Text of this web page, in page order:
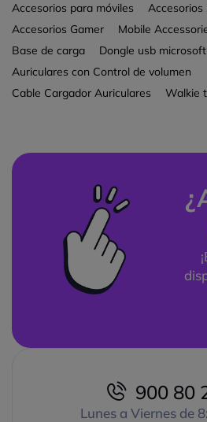
Accesorios para móviles
Accesorios
Accesorios Gamer
Mobile
Base de carga
Dongle usb microsoft
Auriculares con Control de volumen
Cable Cargador Auriculares
Walkie
900 80
Lunes a Viernes de